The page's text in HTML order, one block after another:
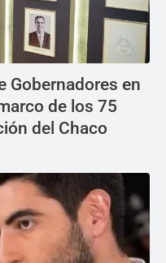
Gobernadores en
de los 75
del Chaco